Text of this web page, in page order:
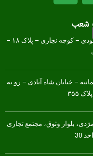
شعب
ستارخان – بین شادمهر و بهبودی – کوچه نجاری – پلاک ۱۸ –
– خیابان شاه آبادی – رو به
۳۵۵
بلوار وثوق، مجتمع تجاری